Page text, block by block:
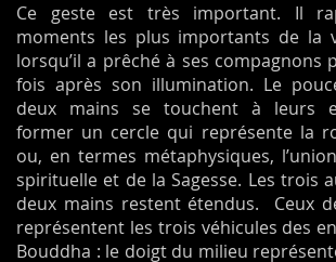
Ce geste est très important. Il
moments les plus importants de la
lorsqu’il a prêché à ses compagnons
fois après son illumination. Le
deux mains se touchent à leurs
former un cercle qui représente la
ou, en termes métaphysiques,
spirituelle et de la Sagesse. Les trois
deux mains restent étendus. Ceux
représentent les trois véhicules des
Bouddha : le doigt du milieu